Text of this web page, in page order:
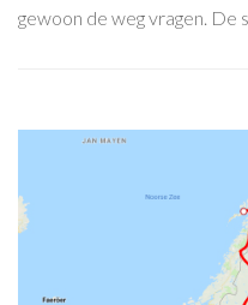
gewoon de weg vragen. De